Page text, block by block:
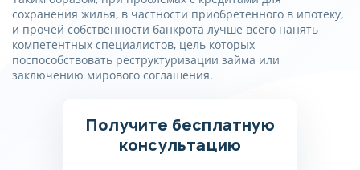
сохранения жилья, в частности приобретенного в ипотеку,
и прочей собственности банкрота лучше всего нанять
компетентных специалистов, цель которых
поспособствовать реструктуризации займа или
заключению мирового соглашения.
Получите бесплатную
консультацию